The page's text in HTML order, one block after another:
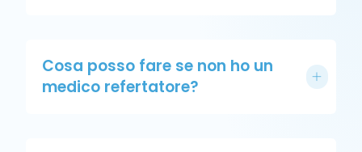
Cosa posso fare se non ho un
medico refertatore?